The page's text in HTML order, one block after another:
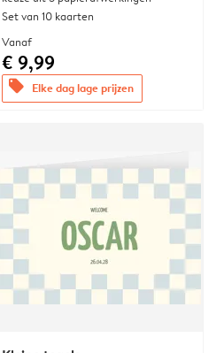
Set van 10 kaarten
Vanaf
€ 9,99
offers Elke dag lage prijzen